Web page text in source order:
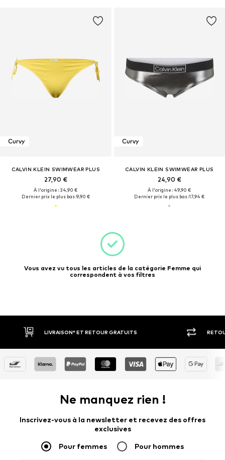
Curvy
CALVIN KLEIN SWIMWEAR PLUS
27,90 €
À l'origine : 34,90 €
Dernier prix le plus bas :9,90 €
Curvy
CALVIN KLEIN SWIMWEAR PLUS
24,90 €
À l'origine : 49,90 €
Dernier prix le plus bas :17,94 €
Vous avez vu tous les articles de la catégorie Femme qui
correspondent à vos filtres
LIVRAISON* ET RETOUR GRATUITS
Ne manquez rien !
Inscrivez-vous à la newsletter et recevez des offres
exclusives
Pour femmes Pour hommes